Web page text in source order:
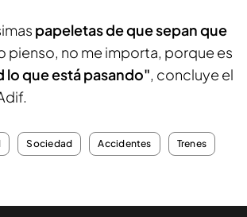
papeletas de que sepan que
pienso, no me importa, porque es
lo que está pasando", concluye el
Sociedad Accidentes Trenes